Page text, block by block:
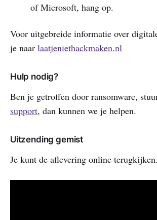
of Microsoft, hang op.
Voor uitgebreide informatie over
je naar laatjeniethackmaken.nl
Hulp nodig?
Ben je getroffen door ransomware,
support, dan kunnen we je helpen.
Uitzending gemist
Je kunt de aflevering online terugkijken.